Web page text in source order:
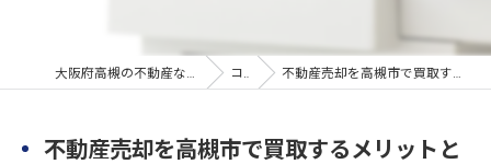
大阪府高槻の不動産なら上中ハウジング株式会社 コラム 不動産売却を高槻市で買取するメリットと賢い進め方を徹底解説
不動産売却を高槻市で買取するメリットと